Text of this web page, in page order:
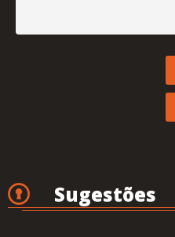
Sugestões